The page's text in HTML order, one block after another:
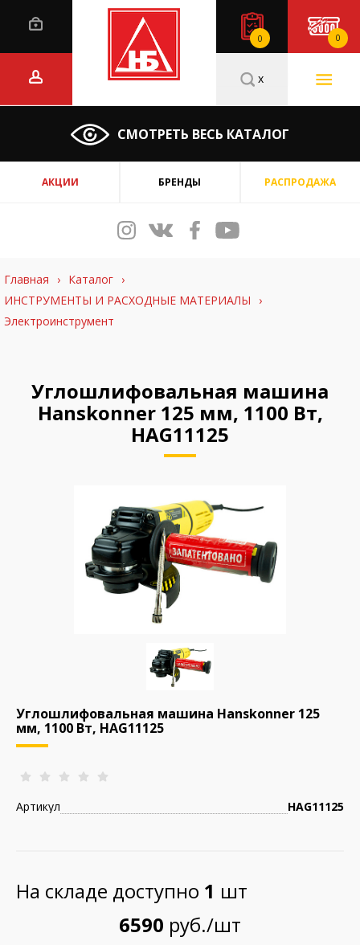
0 0
СМОТРЕТЬ ВЕСЬ КАТАЛОГ
x
АКЦИИ БРЕНДЫ РАСПРОДАЖА
Главная › Каталог ›
ИНСТРУМЕНТЫ И РАСХОДНЫЕ МАТЕРИАЛЫ
›
Электроинструмент
Углошлифовальная машина
Hanskonner 125 мм, 1100 Вт,
HAG11125
Углошлифовальная машина Hanskonner 125
мм, 1100 Вт, HAG11125
Артикул HAG11125
На складе доступно 1 шт
6590 руб./шт